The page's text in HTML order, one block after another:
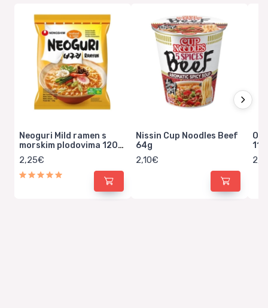
Neoguri Mild ramen s
morskim plodovima 120g
– Nongshim
2,25€
Nissin Cup Noodles Beef
64g
2,10€